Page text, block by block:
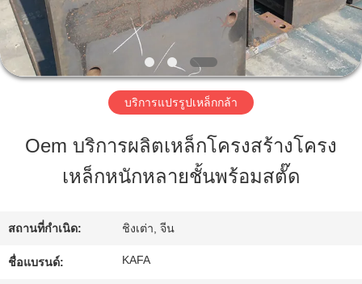
วิดีโอ
เรา
บริการแปรรูปเหล็กกล้า
Oem บริการผลิตเหล็กโครงสร้างโครง
เหล็กหนักหลายชั้นพร้อมสตั๊ด
สถานที่กำเนิด: ชิงเต่า, จีน
ชื่อแบรนด์: KAFA